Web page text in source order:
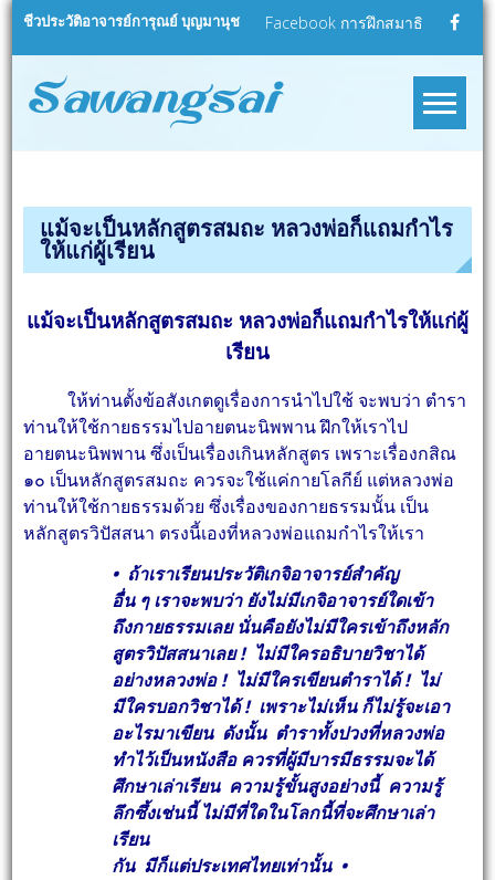
Skip
ชีวประวัติอาจารย์การุณย์ บุญมานุช Facebook การฝึกสมาธิ
สว่างใสดอทคอม
แม้จะเป็นหลักสูตรสมถะ หลวงพ่อก็แถมกำไร
ให้แก่ผู้เรียน
แม้จะเป็นหลักสูตรสมถะ หลวงพ่อก็แถมกำไรให้แก่ผู้
เรียน
ให้ท่านตั้งข้อสังเกตดูเรื่องการนำไปใช้ จะพบว่า ตำรา
ท่านให้ใช้กายธรรมไปอายตนะนิพพาน ฝึกให้เราไป
อายตนะนิพพาน ซึ่งเป็นเรื่องเกินหลักสูตร เพราะเรื่องกสิณ
๑๐ เป็นหลักสูตรสมถะ ควรจะใช้แค่กายโลกีย์ แต่หลวงพ่อ
ท่านให้ใช้กายธรรมด้วย ซึ่งเรื่องของกายธรรมนั้น เป็น
หลักสูตรวิปัสสนา ตรงนี้เองที่หลวงพ่อแถมกำไรให้เรา
• ถ้าเราเรียนประวัติเกจิอาจารย์สำคัญ
อื่น ๆ เราจะพบว่า ยังไม่มีเกจิอาจารย์ใดเข้า
ถึงกายธรรมเลย นั่นคือยังไม่มีใครเข้าถึงหลัก
สูตรวิปัสสนาเลย ! ไม่มีใครอธิบายวิชาได้
อย่างหลวงพ่อ ! ไม่มีใครเขียนตำราได้ ! ไม่
มีใครบอกวิชาได้ ! เพราะไม่เห็น ก็ไม่รู้จะเอา
อะไรมาเขียน ดังนั้น ตำราทั้งปวงที่หลวงพ่อ
ทำไว้เป็นหนังสือ ควรที่ผู้มีบารมีธรรมจะได้
ศึกษาเล่าเรียน ความรู้ขั้นสูงอย่างนี้ ความรู้
ลึกซึ้งเช่นนี้ ไม่มีที่ใดในโลกนี้ที่จะศึกษาเล่า
เรียน
กัน มีก็แต่ประเทศไทยเท่านั้น •